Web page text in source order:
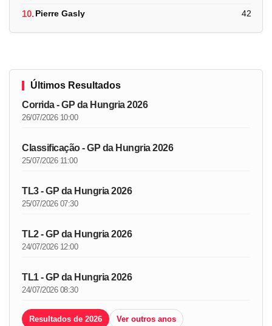
10.Pierre Gasly 42
Últimos Resultados
Corrida - GP da Hungria 2026
26/07/2026 10:00
Classificação - GP da Hungria 2026
25/07/2026 11:00
TL3 - GP da Hungria 2026
25/07/2026 07:30
TL2 - GP da Hungria 2026
24/07/2026 12:00
TL1 - GP da Hungria 2026
24/07/2026 08:30
Resultados de 2026 Ver outros anos